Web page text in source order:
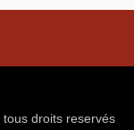
tous droits reservés